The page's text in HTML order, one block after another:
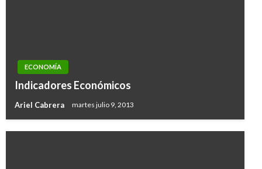
ECONOMÍA
Indicadores Económicos
Ariel Cabrera martes julio 9, 2013